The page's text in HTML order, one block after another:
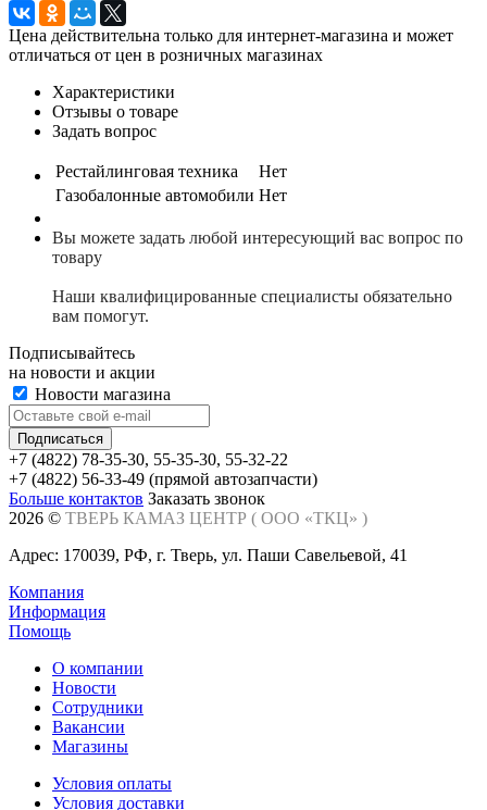
Цена действительна только для интернет-магазина и может
отличаться от цен в розничных магазинах
Характеристики
Отзывы о товаре
Задать вопрос
Рестайлинговая техника
Нет
Газобалонные автомобили Нет
Вы можете задать любой интересующий вас вопрос по
товару
Наши квалифицированные специалисты обязательно
вам помогут.
Подписывайтесь
на новости и акции
Новости магазина
+7 (4822) 78-35-30, 55-35-30, 55-32-22
+7 (4822) 56-33-49 (прямой автозапчасти)
Больше контактов Заказать звонок
2026 © ТВЕРЬ КАМАЗ ЦЕНТР ( ООО «ТКЦ» )
Адрес: 170039, РФ, г. Тверь, ул. Паши Савельевой, 41
Компания
Информация
Помощь
О компании
Новости
Сотрудники
Вакансии
Магазины
Условия оплаты
Условия доставки